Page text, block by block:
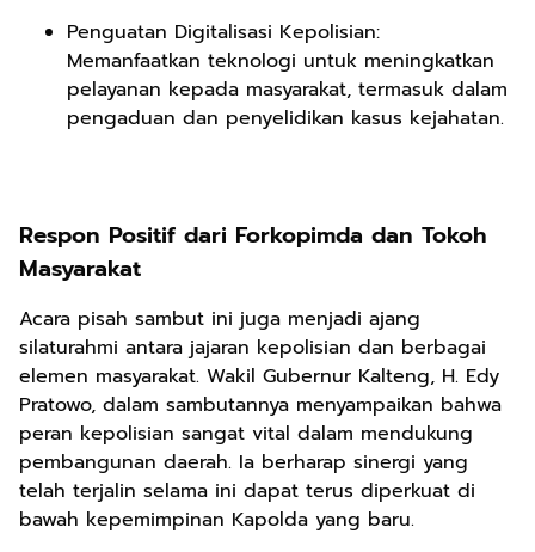
Penguatan Digitalisasi Kepolisian:
Memanfaatkan teknologi untuk meningkatkan
pelayanan kepada masyarakat, termasuk dalam
pengaduan dan penyelidikan kasus kejahatan.
Respon Positif dari Forkopimda dan Tokoh
Masyarakat
Acara pisah sambut ini juga menjadi ajang
silaturahmi antara jajaran kepolisian dan berbagai
elemen masyarakat. Wakil Gubernur Kalteng, H. Edy
Pratowo, dalam sambutannya menyampaikan bahwa
peran kepolisian sangat vital dalam mendukung
pembangunan daerah. Ia berharap sinergi yang
telah terjalin selama ini dapat terus diperkuat di
bawah kepemimpinan Kapolda yang baru.